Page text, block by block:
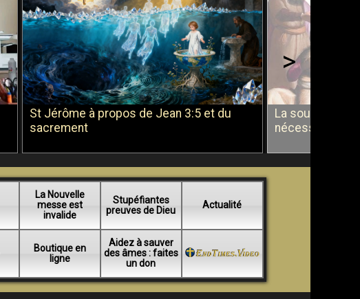
St Jérôme à propos de Jean 3:5 et du
sacrement
La soumission
nécessité du
>
La Nouvelle
messe est
invalide
Stupéfiantes
preuves de Dieu
Actualité
Boutique en
ligne
Aidez à sauver
des âmes : faites
un don